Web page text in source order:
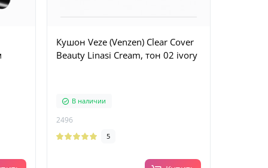
Кушон Veze (Venzen) Clear Cover
Beauty Linasi Cream, тон 02 ivory
В наличии
2496
5